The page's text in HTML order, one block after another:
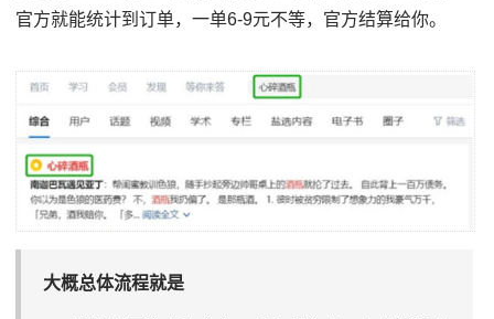
官方就能统计到订单，一单6-9元不等，官方结算给你。
大概总体流程就是